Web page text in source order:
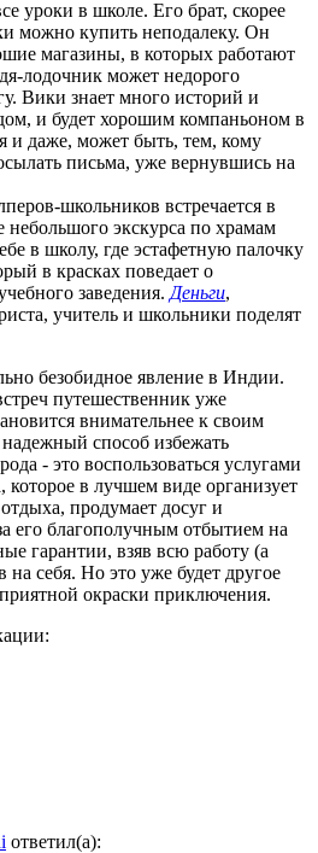
уроки в школе. Его брат, скорее
можно купить неподалеку. Он
магазины, в которых работают
лодочник может недорого
Вики знает много историй и
и будет хорошим компаньоном в
и даже, может быть, тем, кому
письма, уже вернувшись на
школьников встречается в
небольшого экскурса по храмам
в школу, где эстафетную палочку
в красках поведает о
заведения.Деньги,
учитель и школьники поделят
безобидное явление в Индии.
путешественник уже
внимательнее к своим
способ избежать
- это воспользоваться услугами
которое в лучшем виде организует
продумает досуг и
его благополучным отбытием на
гарантии, взяв всю работу (а
на себя. Но это уже будет другое
окраски приключения.
ответил(а):